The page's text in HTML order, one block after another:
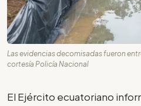
Las evidencias decomisadas fueron
cortesía Policía Nacional
El Ejército ecuatoriano